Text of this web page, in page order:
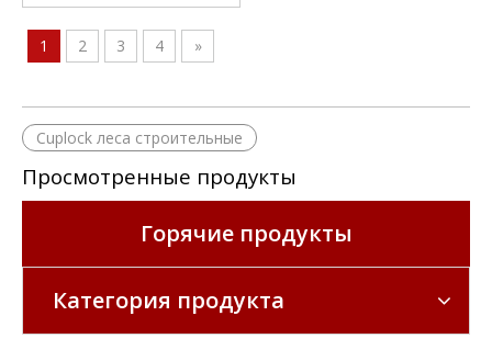
1 2 3 4 »
Cuplock леса строительные
Просмотренные продукты
Горячие продукты
Категория продукта